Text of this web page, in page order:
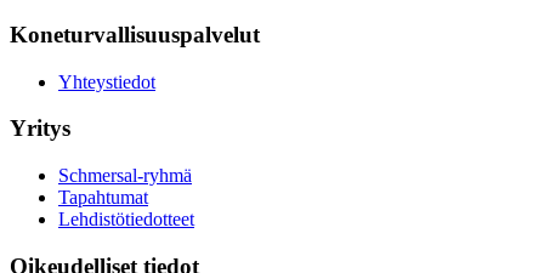
Koneturvallisuuspalvelut
Yhteystiedot
Yritys
Schmersal-ryhmä
Tapahtumat
Lehdistötiedotteet
Oikeudelliset tiedot